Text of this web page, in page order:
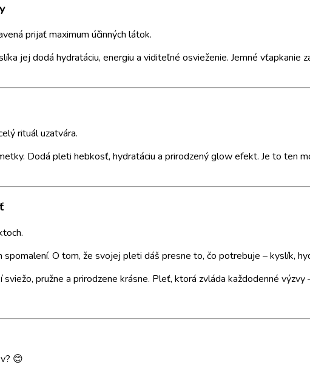
prijať maximum účinných látok.
jej dodá hydratáciu, energiu a viditeľné osvieženie. Jemné vťapkanie
rituál uzatvára.
Dodá pleti hebkosť, hydratáciu a prirodzený glow efekt. Je to ten
spomalení. O tom, že svojej pleti dáš presne to, čo potrebuje – kyslík,
pružne a prirodzene krásne. Pleť, ktorá zvláda každodenné výzvy
😊